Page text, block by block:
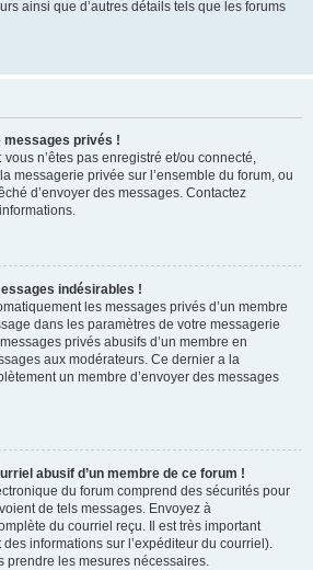
ainsi que d’autres détails tels que les forums
messages privés !
n’êtes pas enregistré et/ou connecté,
messagerie privée sur l’ensemble du forum, ou
d’envoyer des messages. Contactez
indésirables !
les messages privés d’un membre
dans les paramètres de votre messagerie
privés abusifs d’un membre en
aux modérateurs. Ce dernier a la
un membre d’envoyer des messages
abusif d’un membre de ce forum !
du forum comprend des sécurités pour
de tels messages. Envoyez à
du courriel reçu. Il est très important
des informations sur l’expéditeur du courriel).
prendre les mesures nécessaires.